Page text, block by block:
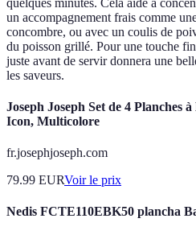
un accompagnement frais comme
concombre, ou avec un coulis de
du poisson grillé. Pour une touche
juste avant de servir donnera une
les saveurs.
Joseph Joseph Set de 4 Planches
Icon, Multicolore
fr.josephjoseph.com
79.99 EURVoir le prix
Nedis FCTE110EBK50 plancha